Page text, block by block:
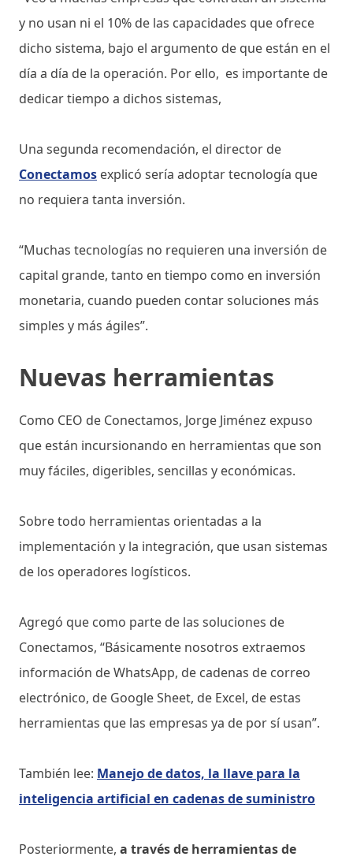
y no usan ni el 10% de las capacidades que ofrece
dicho sistema, bajo el argumento de que están en el
día a día de la operación. Por ello, es importante de
dedicar tiempo a dichos sistemas,
Una segunda recomendación, el director de
Conectamos explicó sería adoptar tecnología que
no requiera tanta inversión.
“Muchas tecnologías no requieren una inversión de
capital grande, tanto en tiempo como en inversión
monetaria, cuando pueden contar soluciones más
simples y más ágiles”.
Nuevas herramientas
Como CEO de Conectamos, Jorge Jiménez expuso
que están incursionando en herramientas que son
muy fáciles, digeribles, sencillas y económicas.
Sobre todo herramientas orientadas a la
implementación y la integración, que usan sistemas
de los operadores logísticos.
Agregó que como parte de las soluciones de
Conectamos, “Básicamente nosotros extraemos
información de WhatsApp, de cadenas de correo
electrónico, de Google Sheet, de Excel, de estas
herramientas que las empresas ya de por sí usan”.
También lee: Manejo de datos, la llave para la
inteligencia artificial en cadenas de suministro
Posteriormente, a través de herramientas de